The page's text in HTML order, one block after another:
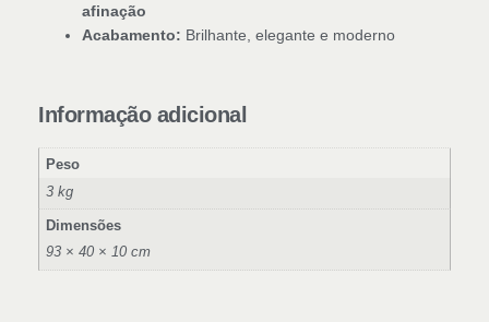
afinação
Acabamento: Brilhante, elegante e moderno
Informação adicional
Peso
3 kg
Dimensões
93 × 40 × 10 cm